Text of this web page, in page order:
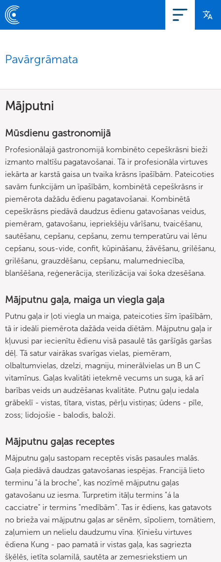
Pavārgrāmata
Mājputni
Mūsdienu gastronomijā
Profesionālajā gastronomijā kombinēto cepeškrāsni bieži
izmanto maltīšu pagatavošanai. Tā ir profesionāla virtuves
iekārta ar karstā gaisa un tvaika krāsns īpašībām. Pateicoties
savām funkcijām un īpašībām, kombinētā cepeškrāsns ir
piemērota dažādu ēdienu pagatavošanai. Kombinētā
cepeškrāsns piedāvā daudzus ēdienu gatavošanas veidus,
piemēram, gatavošanu, iepriekšēju vārīšanu, tvaicēšanu,
sautēšanu, cepšanu, cepšanu, zemu temperatūru vai lēnu
cepšanu, sous-vide, confit, kūpināšanu, žāvēšanu, grilēšanu,
grilēšanu, grauzdēšanu, cepšanu, malumedniecība,
blanšēšana, reģenerācija, sterilizācija vai šoka dzesēšana.
Mājputnu gaļa, maiga un viegla gaļa
Putnu gaļa ir ļoti viegla un maiga, pateicoties šīm īpašībām,
tā ir ideāli piemērota dažāda veida diētām. Mājputnu gaļa ir
kļuvusi par iecienītu ēdienu visā pasaulē tās garšīgās garšas
dēļ. Tā satur vairākas svarīgas vielas, piemēram,
olbaltumvielas, dzelzi, magniju, minerālvielas un B un C
vitamīnus. Gaļas kvalitāti ietekmē vecums un suga, kā arī
barības veids un audzēšanas kvalitāte. Putnu gaļu iedala
grābeklī - vistas, tītara, vistas, pērļu vistiņas; ūdens - pīle,
zoss; lidojošie - balodis, baloži.
Mājputnu gaļas receptes
Mājputnu gaļu sastopam receptēs visās pasaules malās.
Gaļa piedāvā daudzas gatavošanas iespējas. Francijā lieto
terminu "á la broche", kas nozīmē mājputnu gaļas
gatavošanu uz iesma. Turpretim itāļu termins "á la
cacciatre" ir termins "medībām". Tas ir ēdiens, kas gatavots
no brieža vai mājputnu gaļas ar sēnēm, sīpoliem, tomātiem,
zaļumiem un nelielu daudzumu vīna. Ķīniešu virtuves
ēdiena Kung - pao pamatā ir vistas gaļa, kas sagriezta
šķēlēs, ietīta solamilā, sautēta ar zemesriekstiem un